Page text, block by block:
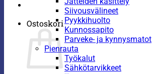
Ostoskori
Siivousvälineet
Pyykkihuolto
Kunnossapito
Parveke- ja kynnysmatot
Pienrauta
Työkalut
Sähkötarvikkeet